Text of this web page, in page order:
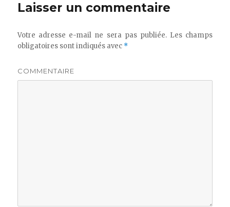
n
m
e
Laisser un commentaire
Votre adresse e-mail ne sera pas publiée.Les champs
obligatoires sont indiqués avec *
COMMENTAIRE